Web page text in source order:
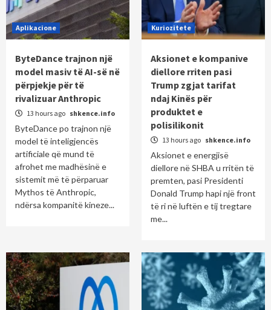
Aplikacione
ByteDance trajnon një
model masiv të AI-së në
përpjekje për të
rivalizuar Anthropic
13 hours ago shkence.info
ByteDance po trajnon një
model të inteligjencës
artificiale që mund të
afrohet me madhësinë e
sistemit më të përparuar
Mythos të Anthropic,
ndërsa kompanitë kineze...
Kuriozitete
Aksionet e kompanive
diellore rriten pasi
Trump zgjat tarifat
ndaj Kinës për
produktet e
polisilikonit
13 hours ago shkence.info
Aksionet e energjisë
diellore në SHBA u rritën të
premten, pasi Presidenti
Donald Trump hapi një front
të ri në luftën e tij tregtare
me...